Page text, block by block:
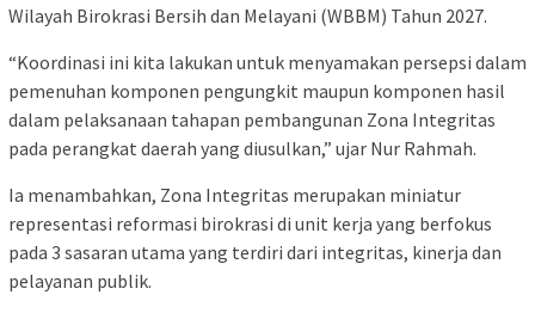
Wilayah Birokrasi Bersih dan Melayani (WBBM) Tahun 2027.
“Koordinasi ini kita lakukan untuk menyamakan persepsi dalam
pemenuhan komponen pengungkit maupun komponen hasil
dalam pelaksanaan tahapan pembangunan Zona Integritas
pada perangkat daerah yang diusulkan,” ujar Nur Rahmah.
Ia menambahkan, Zona Integritas merupakan miniatur
representasi reformasi birokrasi di unit kerja yang berfokus
pada 3 sasaran utama yang terdiri dari integritas, kinerja dan
pelayanan publik.